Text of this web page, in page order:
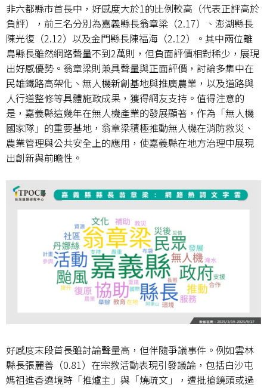
非六都縣市首長中，好感度大於1 的比例較高（代表正評高於
負評），前三名分別為嘉義縣長翁章梁（2.17）、澎湖縣長
陳光復（2.12）以及金門縣長陳福海（2.12）。其中兩位離
島縣長雖然網路聲量不到2萬則，但負面評價相對稀少，展現
出好感優勢。翁章梁則兼具聲量與正面評價，討論多集中在
民雄鐵路高架化、無人機新創基地與推廣農業，以及道路與
人行道整修等具體施政成果，獲得網友支持。值得注意的
是，嘉義縣這幾年在無人機產業的發展顯著，作為「無人機
國家隊」的重要基地，翁章梁積極推動無人機在消防救災、
農業管理與公共安全上的應用，使嘉義縣在地方治理中展現
出創新與前瞻性。
好感度末段首長雖討論聲量高，但伴隨爭議事件。例如雲林
縣長張麗善（0.81 ）在宗教活動表現引發議論，包括白沙屯
媽祖進香遶境時「推爐主」與「燒疏文」，遭批搶鏡頭或過